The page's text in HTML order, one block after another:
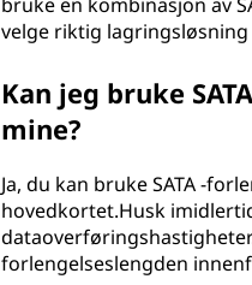
velge riktig
Kan jeg bruke
mine?
Ja, du kan bruke SATA -
hovedkortet.Husk
forlengelseslengden